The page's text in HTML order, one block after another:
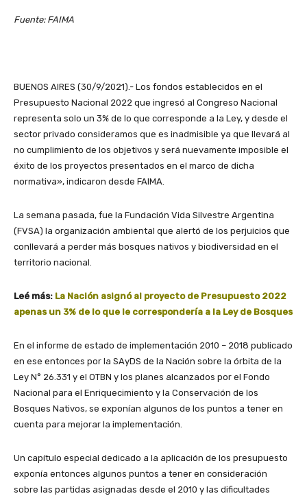
Fuente: FAIMA
BUENOS AIRES (30/9/2021).- Los fondos establecidos en el
Presupuesto Nacional 2022 que ingresó al Congreso Nacional
representa solo un 3% de lo que corresponde a la Ley, y desde el
sector privado consideramos que es inadmisible ya que llevará al
no cumplimiento de los objetivos y será nuevamente imposible el
éxito de los proyectos presentados en el marco de dicha
normativa», indicaron desde FAIMA.
La semana pasada, fue la Fundación Vida Silvestre Argentina
(FVSA) la organización ambiental que alertó de los perjuicios que
conllevará a perder más bosques nativos y biodiversidad en el
territorio nacional.
Leé más: La Nación asignó al proyecto de Presupuesto 2022
apenas un 3% de lo que le correspondería a la Ley de Bosques
En el informe de estado de implementación 2010 – 2018 publicado
en ese entonces por la SAyDS de la Nación sobre la órbita de la
Ley N° 26.331 y el OTBN y los planes alcanzados por el Fondo
Nacional para el Enriquecimiento y la Conservación de los
Bosques Nativos, se exponían algunos de los puntos a tener en
cuenta para mejorar la implementación.
Un capítulo especial dedicado a la aplicación de los presupuesto
exponía entonces algunos puntos a tener en consideración
sobre las partidas asignadas desde el 2010 y las dificultades